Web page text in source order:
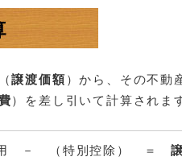
譲渡価額）から、その不動
）を差し引いて計算されま
－ （特別控除） ＝